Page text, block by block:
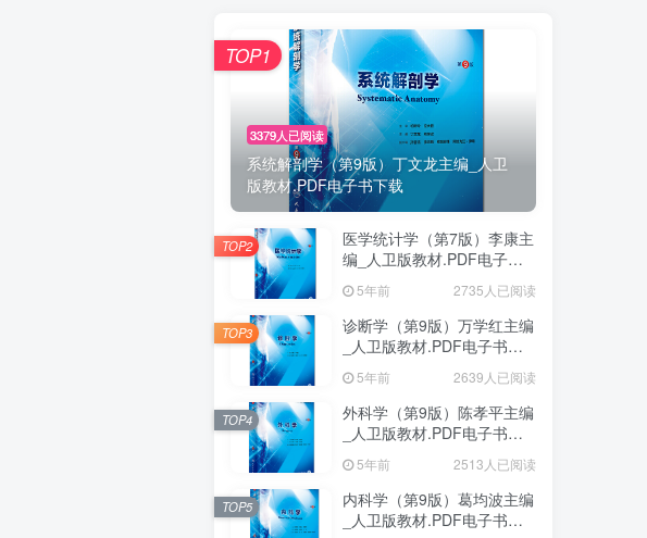
3379人已阅读
系统解剖学（第9版）丁文龙主编_人卫
版教材.PDF电子书下载
TOP1
医学统计学（第7版）李康主
编_人卫版教材.PDF电子书
下载5年前 2735人已阅读
TOP2
诊断学（第9版）万学红主编
_人卫版教材.PDF电子书下
载 5年前 2639人已阅读
TOP3
外科学（第9版）陈孝平主编
_人卫版教材.PDF电子书下
载 5年前 2513人已阅读
TOP4
内科学（第9版）葛均波主编
_人卫版教材.PDF电子书下
TOP5